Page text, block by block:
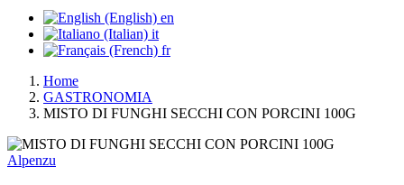
en
it
fr
Home
GASTRONOMIA
MISTO DI FUNGHI SECCHI CON PORCINI 100G
Alpenzu